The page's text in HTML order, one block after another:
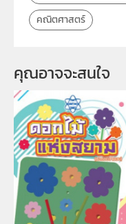
คณิตศาสตร์
คุณอาจจะสนใจ